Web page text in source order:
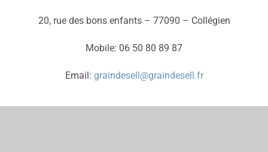
20, rue des bons enfants – 77090 – Collégien
Mobile: 06 50 80 89 87
Email: graindesell@graindesell.fr